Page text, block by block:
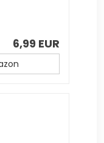
6,99 EUR